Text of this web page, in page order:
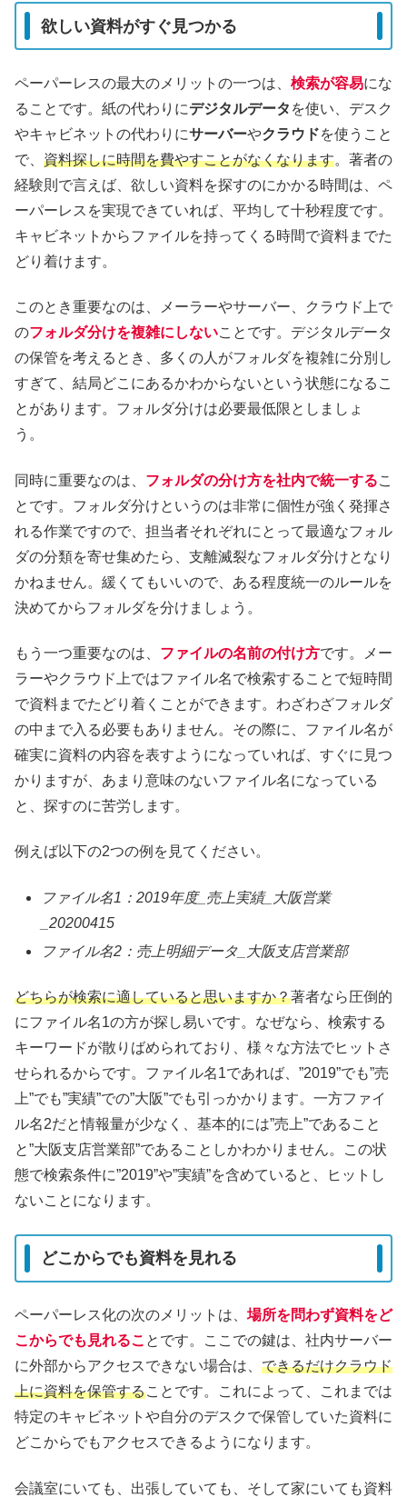
欲しい資料がすぐ見つかる
ペーパーレスの最大のメリットの一つは、 検索が容易にな
ることです。紙の代わりにデジタルデータ を使い、デスク
やキャビネットの代わりにサーバーやクラウドを使うこと
で、 資料探しに時間を費やすことがなくなります。著者の
経験則で言えば、欲しい資料を探すのにかかる時間は、ペ
ーパーレスを実現できていれば、平均して十秒程度です。
キャビネットからファイルを持ってくる時間で資料までた
どり着けます。
このとき重要なのは、メーラーやサーバー、クラウド上で
のフォルダ分けを複雑にしないことです。デジタルデータ
の保管を考えるとき、多くの人がフォルダを複雑に分別し
すぎて、結局どこにあるかわからないという状態になるこ
とがあります。フォルダ分けは必要最低限としましょ
う。
同時に重要なのは、 フォルダの分け方を社内で統一するこ
とです。フォルダ分けというのは非常に個性が強く発揮さ
れる作業ですので、担当者それぞれにとって最適なフォル
ダの分類を寄せ集めたら、支離滅裂なフォルダ分けとなり
かねません。緩くてもいいので、ある程度統一のルールを
決めてからフォルダを分けましょう。
もう一つ重要なのは、 ファイルの名前の付け方です。メー
ラーやクラウド上ではファイル名で検索することで短時間
で資料までたどり着くことができます。わざわざフォルダ
の中まで入る必要もありません。その際に、ファイル名が
確実に資料の内容を表すようになっていれば、すぐに見つ
かりますが、あまり意味のないファイル名になっている
と、探すのに苦労します。
例えば以下の2つの例を見てください。
ファイル名1：2019年度_売上実績_大阪営業
_20200415
ファイル名2：売上明細データ_大阪支店営業部
どちらが検索に適していると思いますか？著者なら圧倒的
にファイル名1の方が探し易いです。なぜなら、検索する
キーワードが散りばめられており、様々な方法でヒットさ
せられるからです。ファイル名1であれば、”2019”でも”売
上”でも”実績”での”大阪”でも引っかかります。一方ファイ
ル名2だと情報量が少なく、基本的には”売上”であること
と”大阪支店営業部”であることしかわかりません。この状
態で検索条件に”2019”や”実績”を含めていると、ヒットし
ないことになります。
どこからでも資料を見れる
ペーパーレス化の次のメリットは、 場所を問わず資料をど
こからでも見れるこ とです。ここでの鍵は、社内サーバー
に外部からアクセスできない場合は、 できるだけクラウド
上に資料を保管することです。これによって、これまでは
特定のキャビネットや自分のデスクで保管していた資料に
どこからでもアクセスできるようになります。
会議室にいても、出張していても、そして家にいても資料